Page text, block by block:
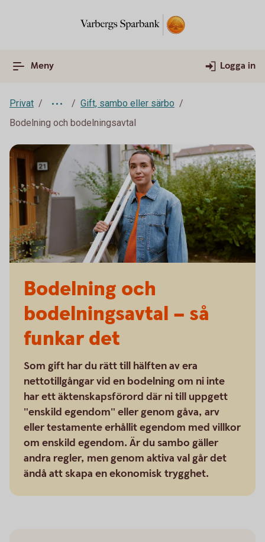
Meny Logga in
Privat
Gift, sambo eller särbo
Bodelning och bodelningsavtal
Bodelning och
bodelningsavtal – så
funkar det
Som gift har du rätt till hälften av era
nettotillgångar vid en bodelning om ni inte
har ett äktenskapsförord där ni till uppgett
"enskild egendom" eller genom gåva, arv
eller testamente erhållit egendom med villkor
om enskild egendom. Är du sambo gäller
andra regler, men genom aktiva val går det
ändå att skapa en ekonomisk trygghet.